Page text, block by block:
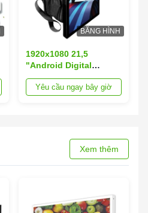
BĂNG HÌNH
1920x1080 21,5
"Android Digital
Backpack Billboard
Quảng cáo Biển quảng
Yêu cầu ngay bây giờ
Xem thêm